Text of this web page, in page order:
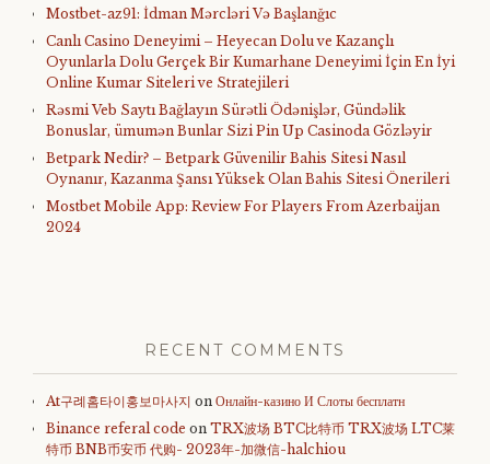
Mostbet-az91: İdman Mərcləri Və Başlanğıc
Canlı Casino Deneyimi – Heyecan Dolu ve Kazançlı
Oyunlarla Dolu Gerçek Bir Kumarhane Deneyimi İçin En İyi
Online Kumar Siteleri ve Stratejileri
Rəsmi Veb Saytı Bağlayın️ Sürətli Ödənişlər, Gündəlik
Bonuslar, ümumən Bunlar Sizi Pin Up Casinoda Gözləyir
Betpark Nedir? – Betpark Güvenilir Bahis Sitesi Nasıl
Oynanır, Kazanma Şansı Yüksek Olan Bahis Sitesi Önerileri
Mostbet Mobile App: Review For Players From Azerbaijan
2024
RECENT COMMENTS
At구례홈타이홍보마사지 on Онлайн-казино И Слоты бесплатн
Binance referal code on TRX波场 BTC比特币 TRX波场 LTC莱
特币 BNB币安币 代购- 2023年-加微信-halchiou